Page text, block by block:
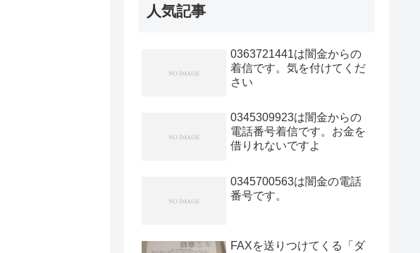
人気記事
0363721441は闇金からの
着信です。気を付けてくだ
さい
0345309923は闇金からの
電話番号着信です。お金を
借りれないですよ
0345700563は闇金の電話
番号です。
FAXを送りつけてくる「ダ